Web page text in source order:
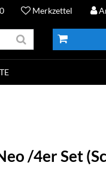
Merkzettel
/4er Set